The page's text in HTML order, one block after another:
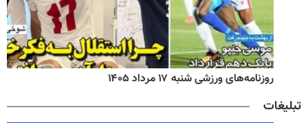
روزنامه‌های ورزشی شنبه ۱۷ مرداد ۱۴۰۵
تبلیغات